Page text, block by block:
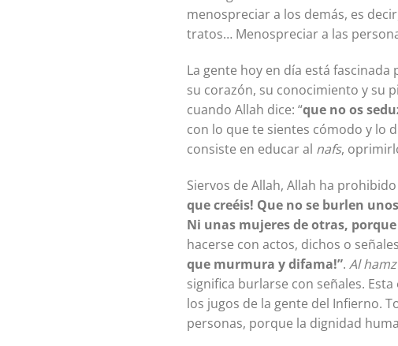
menospreciar a los demás, es
tratos… Menospreciar a las
La gente hoy en día está
su corazón, su conocimiento y su
cuando Allah dice: “que no os
con lo que te sientes cómodo y lo
consiste en educar al nafs,
Siervos de Allah, Allah ha
que creéis! Que no se burlen
Ni unas mujeres de otras,
hacerse con actos, dichos o
que murmura y difama!”. Al hamz
significa burlarse con señales.
los jugos de la gente del Infierno.
personas, porque la dignidad